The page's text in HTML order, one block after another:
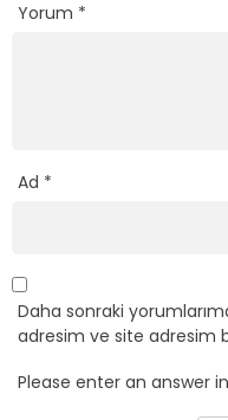
Yorum *
Ad *
Daha sonraki
adresim ve site adresim
Please enter an answer